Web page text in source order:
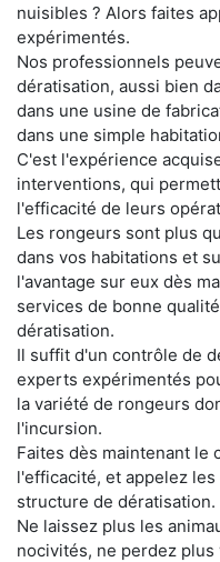
nuisibles ? Alors faites
expérimentés.
Nos professionnels
dératisation, aussi bien
dans une usine de
dans une simple
C'est l'expérience
interventions, qui
l'efficacité de leurs
Les rongeurs sont plus
dans vos habitations et
l'avantage sur eux dès
services de bonne
dératisation.
Il suffit d'un contrôle de
experts expérimentés
la variété de rongeurs
l'incursion.
Faites dès maintenant le
l'efficacité, et appelez
structure de dératisation.
Ne laissez plus les
nocivités, ne perdez